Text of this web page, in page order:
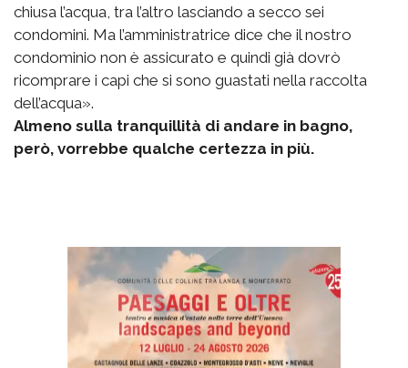
chiusa l’acqua, tra l’altro lasciando a secco sei
condomini. Ma l’amministratrice dice che il nostro
condominio non è assicurato e quindi già dovrò
ricomprare i capi che si sono guastati nella raccolta
dell’acqua».
Almeno sulla tranquillità di andare in bagno,
però, vorrebbe qualche certezza in più.